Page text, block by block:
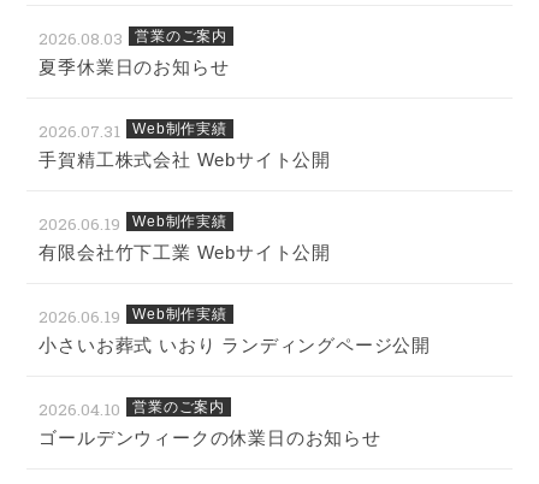
2026.08.03 営業のご案内
夏季休業日のお知らせ
2026.07.31 Web制作実績
手賀精工株式会社 Webサイト公開
2026.06.19 Web制作実績
有限会社竹下工業 Webサイト公開
2026.06.19 Web制作実績
小さいお葬式 いおり ランディングページ公開
2026.04.10 営業のご案内
ゴールデンウィークの休業日のお知らせ